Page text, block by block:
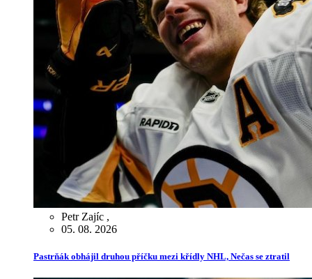
Petr Zajíc ,
05. 08. 2026
Pastrňák obhájil druhou příčku mezi křídly NHL, Nečas se ztratil